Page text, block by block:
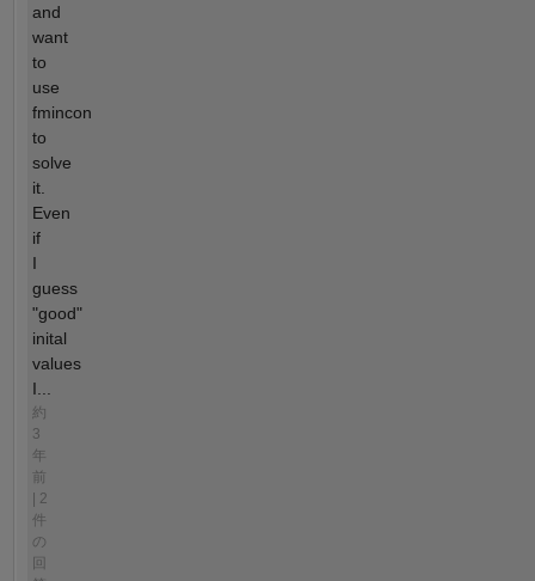
and
want
to
use
fmincon
to
solve
it.
Even
if
I
guess
"good"
inital
values
I...
約
3
年
前
| 2
件
の
回